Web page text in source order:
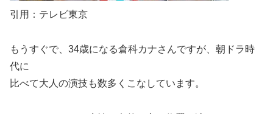
引用：テレビ東京
もうすぐで、34歳になる倉科カナさんですが、朝ドラ時
代に
比べて大人の演技も数多くこなしています。